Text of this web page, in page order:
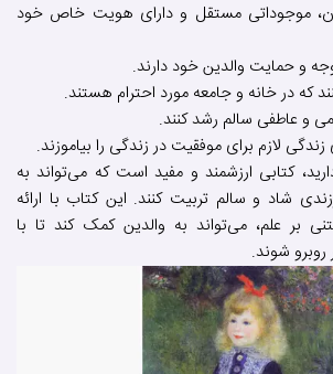
موجوداتی مستقل و دارای هویت خاص خود
و حمایت والدین خود دارند.
که در خانه و جامعه مورد احترام هستند.
و عاطفی سالم رشد کنند.
لازم برای موفقیت در زندگی را بیاموزند.
کتابی ارزشمند و مفید است که می‌تواند به
شاد و سالم تربیت کنند. این کتاب با ارائه
بر علم، می‌تواند به والدین کمک کند تا با
شوند.